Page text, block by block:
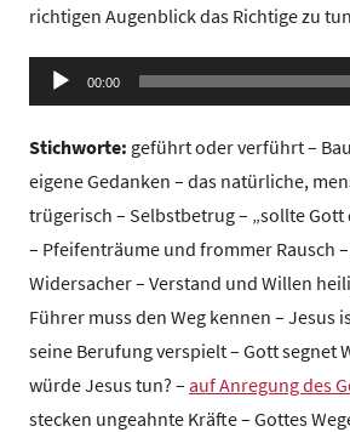
m
i
n
d
e
z
e
n
u
m
richtigen Augenblick das Richtige zu
Audio-
Player
00:00
Stichworte: geführt oder verführt –
eigene Gedanken – das natürliche,
trügerisch – Selbstbetrug – „sollte Gott
– Pfeifenträume und frommer Rausch
Widersacher – Verstand und Willen
Führer muss den Weg kennen – Jesus
seine Berufung verspielt – Gott segnet
würde Jesus tun? – auf Anregung des
stecken ungeahnte Kräfte – Gottes